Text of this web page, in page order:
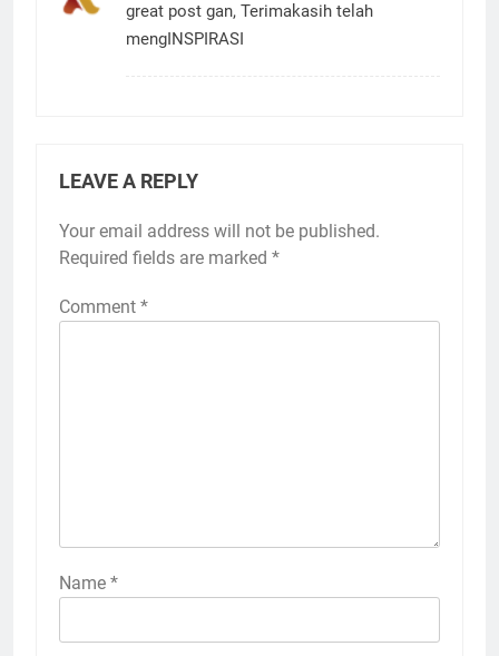
great post gan, Terimakasih telah
mengINSPIRASI
LEAVE A REPLY
Your email address will not be published.
Required fields are marked *
Comment *
Name *